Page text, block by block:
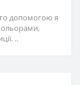
допомогою я
..